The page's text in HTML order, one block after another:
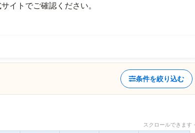
イトでご確認ください。
条件を絞り込む
スクロールできま